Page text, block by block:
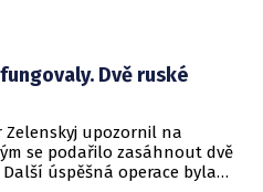
Dvě ruské
Zelenskyj upozornil na
se podařilo zasáhnout dvě
úspěšná operace byla